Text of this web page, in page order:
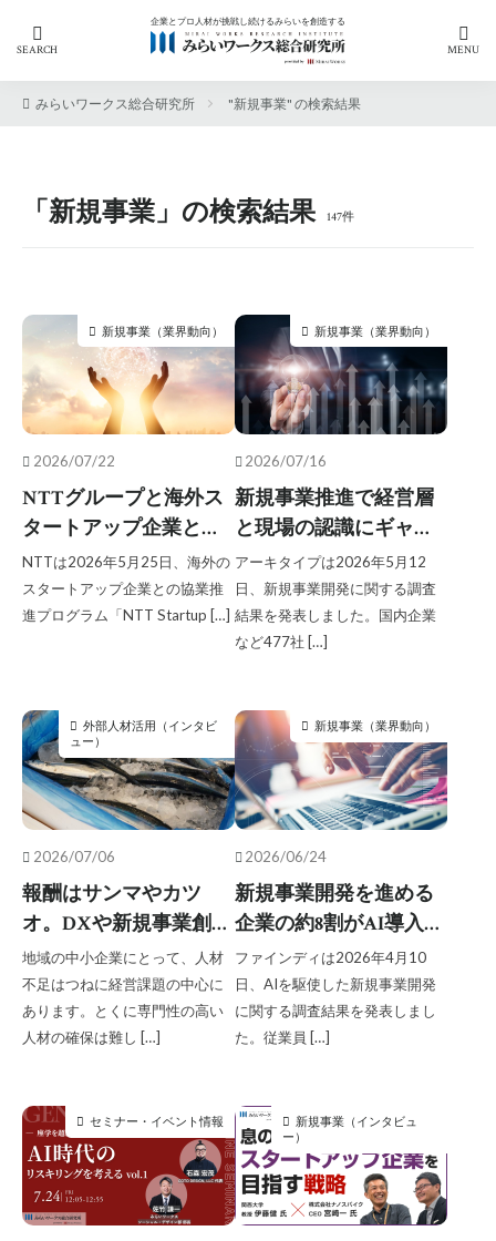
企業とプロ人材が挑戦し続けるみらいを創造する
みらいワークス総合研究所 "新規事業" の検索結果
「新規事業」の検索結果 147件
新規事業（業界動向）
2026/07/22
NTTグループと海外ス
タートアップ企業との
協業を促す推進プログ
ラム、海外1200社が応
募するピッチコンテス
NTTは2026年5月25日、海外の
スタートアップ企業との協業推
進プログラム「NTT Startup […]
新規事業（業界動向）
2026/07/16
新規事業推進で経営層
と現場の認識にギャッ
プ、経営層がAI戦略を
整備する前に現場が独
自にAIを活用する割合
は33％／アーキタイプ
アーキタイプは2026年5月12
日、新規事業開発に関する調査
結果を発表しました。国内企業
など477社 […]
外部人材活用（インタビ
ュー）
2026/07/06
報酬はサンマやカツ
オ。DXや新規事業創出
するプロボノ・副業人
材活用法
地域の中小企業にとって、人材
不足はつねに経営課題の中心に
あります。とくに専門性の高い
人材の確保は難し […]
新規事業（業界動向）
2026/06/24
新規事業開発を進める
企業の約8割がAI導入、
しかし定型業務の活用
にとどまり判断を要す
る上流では浸透せず／
ファインディ調べ
ファインディは2026年4月10
日、AIを駆使した新規事業開発
に関する調査結果を発表しまし
た。従業員 […]
セミナー・イベント情報
新規事業（インタビュ
ー）
「働き方の自由化」への人材戦略
サステナビリティ
セミナー
デロイトトーマツ
ニューラルグループ
プロフェッショナル Answers!
プロフェッショナル人材
プロ人材
ヘルスケア
副業制度
労働基準法改定
労基法改正
勉強会
医療系DX
外部人材活用
新規事業
新規事業開発のヒトとソシキとシクミ
板挟みイノベーター｜2024.11
板挟みイノベーター｜2024.12
板挟みイノベーター｜2025.2
板挟みイノベーター｜2025.3
板挟みイノベーター｜2025.4
板挟みイノベーター｜2025.7
板挟みイノベーター｜2025.9
研究シーズ×経営のプロ
組織人事
調査結果
検索